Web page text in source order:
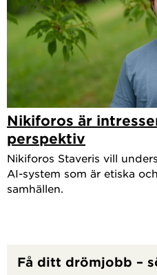
Nikiforos är
perspektiv
Nikiforos Staveris vill
AI-system som är etiska
samhällen.
Få ditt drömjobb –